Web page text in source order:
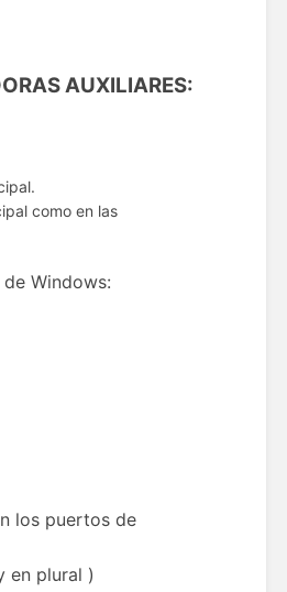
AUXILIARES:
como en las
Windows:
los puertos de
en plural )